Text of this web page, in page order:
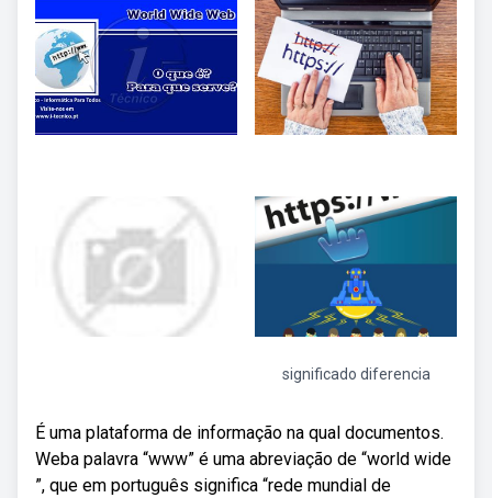
significado diferencia
É uma plataforma de informação na qual documentos.
Weba palavra “www” é uma abreviação de “world wide
”, que em português significa “rede mundial de